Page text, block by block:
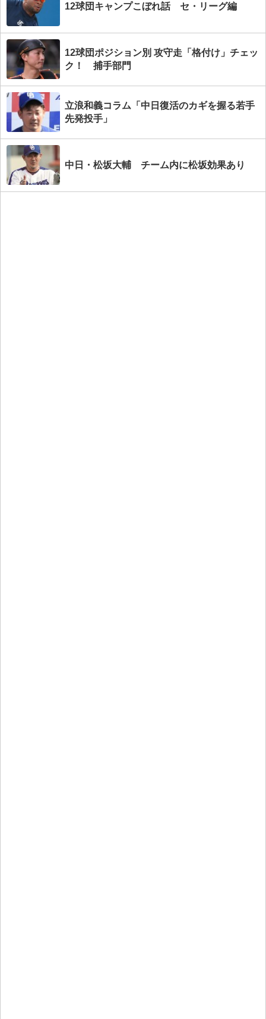
12球団キャンプこぼれ話 セ・リーグ編
12球団ポジション別 攻守走「格付け」チェッ
ク！ 捕手部門
立浪和義コラム「中日復活のカギを握る若手
先発投手」
中日・松坂大輔 チーム内に松坂効果あり